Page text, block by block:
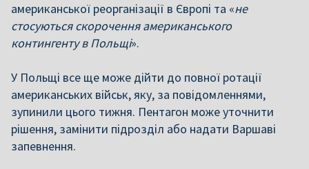
американської реорганізації в Європі та «не
стосуються скорочення американського
контингенту в Польщі».
У Польщі все ще може дійти до повної ротації
американських військ, яку, за повідомленнями,
зупинили цього тижня. Пентагон може уточнити
рішення, замінити підрозділ або надати Варшаві
запевнення.